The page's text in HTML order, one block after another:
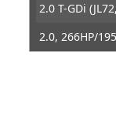
2.0 T-GDi
2.0, 266HP/
2.2 Multijet II
3.0 CRD,